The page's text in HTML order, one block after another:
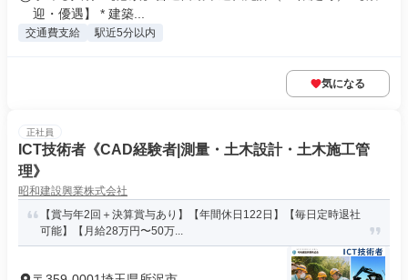
迎・優遇】 * 建築...
交通費支給 駅近5分以内
気になる
正社員
ICT技術者《CAD経験者|測量・土木設計・土木施工管
理》
昭和建設興業株式会社
【賞与年2回＋決算賞与あり】【年間休日122日】【毎日定時退社
可能】【月給28万円〜50万...